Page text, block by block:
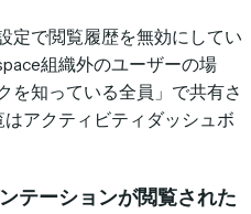
定で閲覧履歴を無効にしてい
組織外のユーザーの場
を知っている全員」で共有さ
アクティビティダッシュボ
テーションが閲覧された